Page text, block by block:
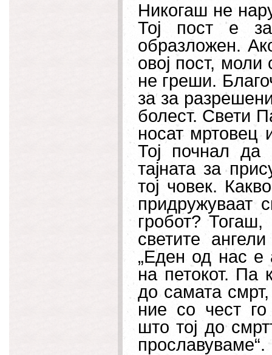
Никогаш не
Тој пост е
образложен.
овој пост,
не греши.
за за
болест. Свети
носат мртовец
Тој почнал
тајната за
тој човек.
придружуваат
гробот?
светите
„Еден од нас е
на петокот. Па
до самата
ние со чест го
што тој до
прославуваме“.